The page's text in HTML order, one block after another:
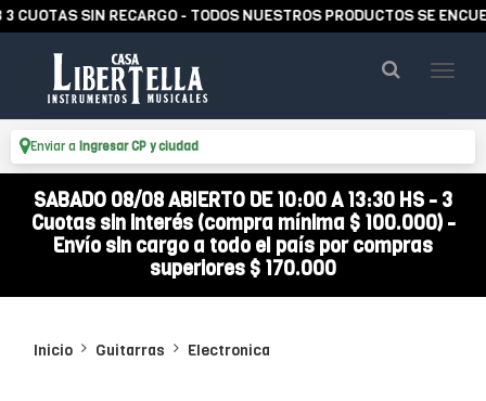
SIN RECARGO - TODOS NUESTROS PRODUCTOS SE
Enviar a Ingresar CP y ciudad
SABADO 08/08 ABIERTO DE 10:00 A 13:30 HS - 3
Cuotas sin interés (compra mínima $ 100.000) -
Envío sin cargo a todo el país por compras
superiores $ 170.000
Inicio Guitarras Electronica